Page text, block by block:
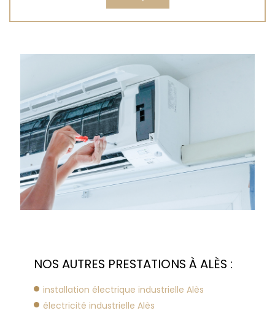
NOS AUTRES PRESTATIONS À ALÈS :
installation électrique industrielle Alès
électricité industrielle Alès